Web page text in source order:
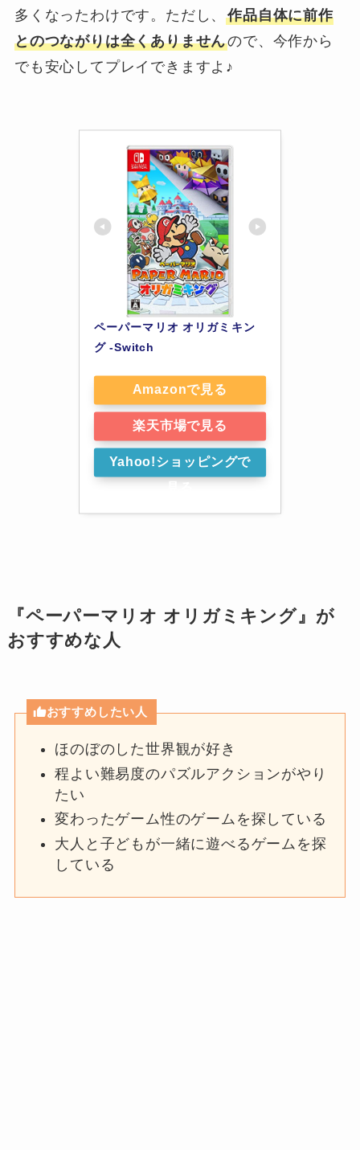
多くなったわけです。ただし、作品自体に前作
とのつながりは全くありませんので、今作から
でも安心してプレイできますよ♪
ペーパーマリオ オリガミキン
グ -Switch
Amazonで見る
楽天市場で見る
Yahoo!ショッピングで
『ペーパーマリオ オリガミキング』が
おすすめな人
おすすめしたい人
ほのぼのした世界観が好き
程よい難易度のパズルアクションがやり
たい
変わったゲーム性のゲームを探している
大人と子どもが一緒に遊べるゲームを探
している